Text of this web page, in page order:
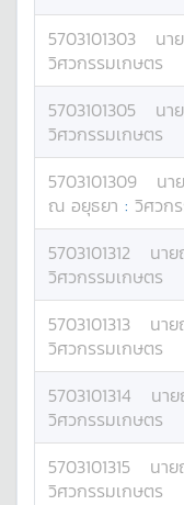
5703101303 นาย
วิศวกรรมเกษตร
5703101305 นาย
วิศวกรรมเกษตร
5703101309 นาย
ณ อยุธยา : วิศวก
5703101312 นาย
วิศวกรรมเกษตร
5703101313 นาย
วิศวกรรมเกษตร
5703101314 นาย
วิศวกรรมเกษตร
5703101315 นาย
วิศวกรรมเกษตร